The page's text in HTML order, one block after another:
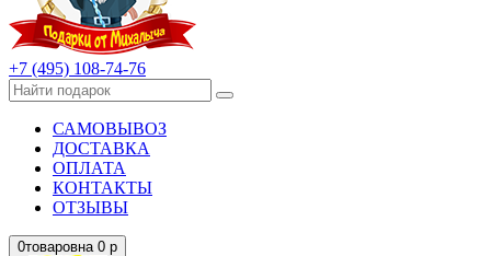
+7 (495) 108-74-76
САМОВЫВОЗ
ДОСТАВКА
ОПЛАТА
КОНТАКТЫ
ОТЗЫВЫ
0товаровна 0 р